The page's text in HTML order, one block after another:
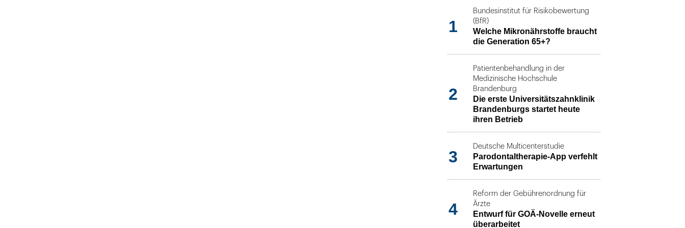
1
Bundesinstitut für Risikobewertung
(BfR)
Welche Mikronährstoffe braucht
die Generation 65+?
2
Patientenbehandlung in der
Medizinische Hochschule
Brandenburg
Die erste Universitätszahnklinik
Brandenburgs startet heute
ihren Betrieb
3
Deutsche Multicenterstudie
Parodontaltherapie-App verfehlt
Erwartungen
4
Reform der Gebührenordnung für
Ärzte
Entwurf für GOÄ-Novelle erneut
überarbeitet